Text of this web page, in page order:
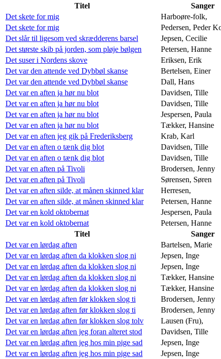
Titel
Sanger
Det skete for mig
Harboøre-folk,
Det skete for mig
Pedersen, Peder
Det slår til ligesom ved skrædderens barsel
Jepsen, Cecilie
Det største skib på jorden, som pløje bølgen
Petersen, Hanne
Det suser i Nordens skove
Eriksen, Erik
Det var den attende ved Dybbøl skanse
Bertelsen, Einer
Det var den attende ved Dybbøl skanse
Dall, Hans
Det var en aften ja hør nu blot
Davidsen, Tille
Det var en aften ja hør nu blot
Davidsen, Tille
Det var en aften ja hør nu blot
Jespersen, Paula
Det var en aften ja hør nu blot
Tækker, Hansine
Det var en aften jeg gik på Frederiksberg
Krab, Karl
Det var en aften o tænk dig blot
Davidsen, Tille
Det var en aften o tænk dig blot
Davidsen, Tille
Det var en aften på Tivoli
Brodersen, Jenny
Det var en aften på Tivoli
Sørensen, Søren
Det var en aften silde, at månen skinned klar
Herresen,
Det var en aften silde, at månen skinned klar
Petersen, Hanne
Det var en kold oktobernat
Jespersen, Paula
Det var en kold oktobernat
Petersen, Hanne
Titel
Sanger
Det var en lørdag aften
Bartelsen, Marie
Det var en lørdag aften da klokken slog ni
Jepsen, Inge
Det var en lørdag aften da klokken slog ni
Jepsen, Inge
Det var en lørdag aften da klokken slog ni
Tækker, Hansine
Det var en lørdag aften da klokken slog ni
Tækker, Hansine
Det var en lørdag aften før klokken slog ti
Brodersen, Jenny
Det var en lørdag aften før klokken slog ti
Brodersen, Jenny
Det var en lørdag aften før klokken slog tolv
Lausen (Fru),
Det var en lørdag aften jeg foran alteret stod
Davidsen, Tille
Det var en lørdag aften jeg hos min pige sad
Jepsen, Inge
Det var en lørdag aften jeg hos min pige sad
Jepsen, Inge